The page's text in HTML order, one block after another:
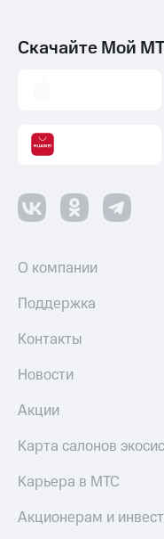
Скачайте Мой
О компании
Поддержка
Контакты
Новости
Акции
Карта салонов
Карьера в МТС
Акционерам и